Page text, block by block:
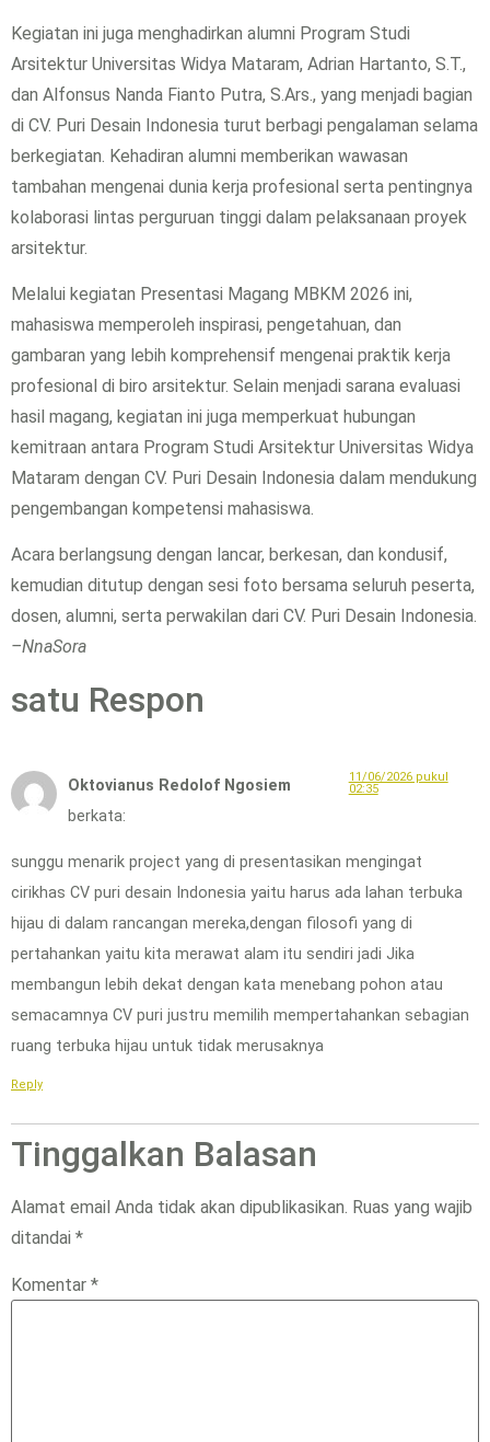
Kegiatan ini juga menghadirkan alumni Program Studi
Arsitektur Universitas Widya Mataram, Adrian Hartanto, S.T.,
dan Alfonsus Nanda Fianto Putra, S.Ars., yang menjadi bagian
di CV. Puri Desain Indonesia turut berbagi pengalaman selama
berkegiatan. Kehadiran alumni memberikan wawasan
tambahan mengenai dunia kerja profesional serta pentingnya
kolaborasi lintas perguruan tinggi dalam pelaksanaan proyek
arsitektur.
Melalui kegiatan Presentasi Magang MBKM 2026 ini,
mahasiswa memperoleh inspirasi, pengetahuan, dan
gambaran yang lebih komprehensif mengenai praktik kerja
profesional di biro arsitektur. Selain menjadi sarana evaluasi
hasil magang, kegiatan ini juga memperkuat hubungan
kemitraan antara Program Studi Arsitektur Universitas Widya
Mataram dengan CV. Puri Desain Indonesia dalam mendukung
pengembangan kompetensi mahasiswa.
Acara berlangsung dengan lancar, berkesan, dan kondusif,
kemudian ditutup dengan sesi foto bersama seluruh peserta,
dosen, alumni, serta perwakilan dari CV. Puri Desain Indonesia.
–NnaSora
satu Respon
Oktovianus Redolof Ngosiem
berkata:
11/06/2026 pukul
02:35
sunggu menarik project yang di presentasikan mengingat
cirikhas CV puri desain Indonesia yaitu harus ada lahan terbuka
hijau di dalam rancangan mereka,dengan filosofi yang di
pertahankan yaitu kita merawat alam itu sendiri jadi Jika
membangun lebih dekat dengan kata menebang pohon atau
semacamnya CV puri justru memilih mempertahankan sebagian
ruang terbuka hijau untuk tidak merusaknya
Reply
Tinggalkan Balasan
Alamat email Anda tidak akan dipublikasikan. Ruas yang wajib
ditandai *
Komentar *